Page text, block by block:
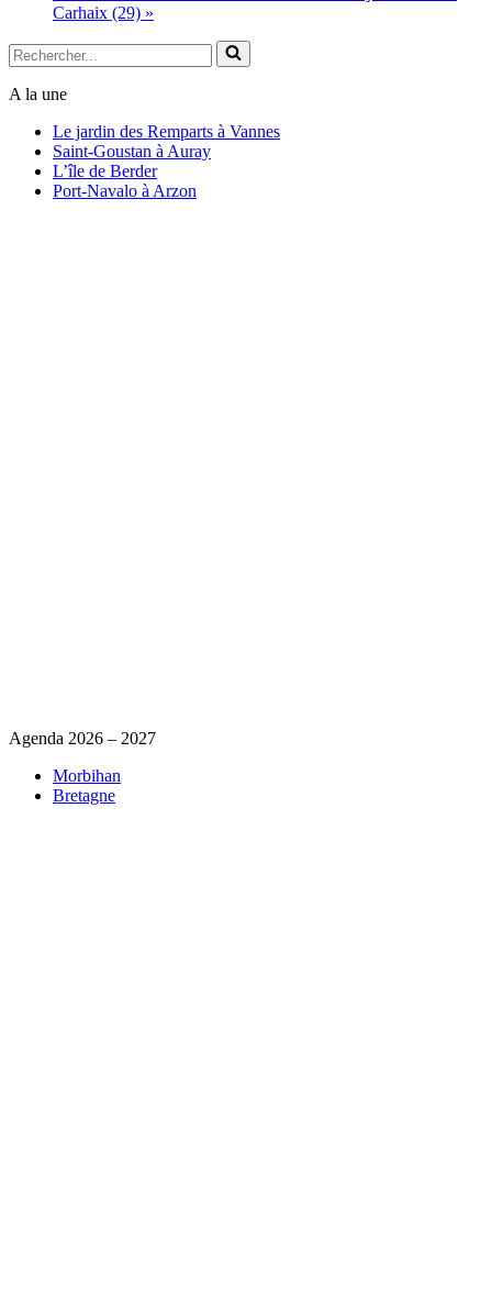
Carhaix (29) »
Rechercher...
A la une
Le jardin des Remparts à Vannes
Saint-Goustan à Auray
L’île de Berder
Port-Navalo à Arzon
Agenda 2026 – 2027
Morbihan
Bretagne